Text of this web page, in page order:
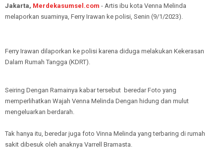
Jakarta, Merdekasumsel.com - Artis ibu kota Venna Melinda
melaporkan suaminya, Ferry Irawan ke polisi, Senin (9/1/2023).
Ferry Irawan dilaporkan ke polisi karena diduga melakukan Kekerasan
Dalam Rumah Tangga (KDRT).
Seiring Dengan Ramainya kabar tersebut beredar Foto yang
memperlihatkan Wajah Venna Melinda Dengan hidung dan mulut
mengeluarkan berdarah.
Tak hanya itu, beredar juga foto Vinna Melinda yang terbaring di rumah
sakit dibesuk oleh anaknya Varrell Bramasta.